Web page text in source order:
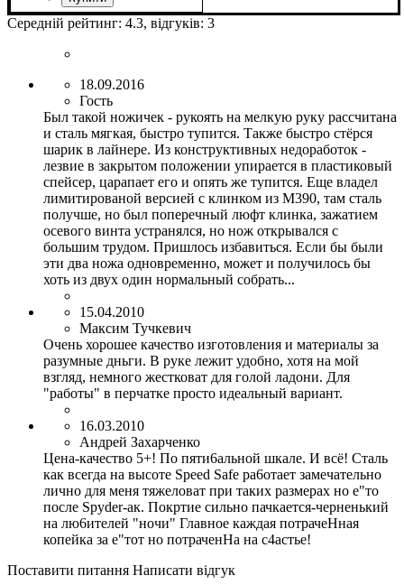
Середній рейтинг: 4.3, відгуків: 3
18.09.2016
Гость
Был такой ножичек - рукоять на мелкую руку рассчитана
и сталь мягкая, быстро тупится. Также быстро стёрся
шарик в лайнере. Из конструктивных недоработок -
лезвие в закрытом положении упирается в пластиковый
спейсер, царапает его и опять же тупится. Еще владел
лимитированой версией с клинком из М390, там сталь
получше, но был поперечный люфт клинка, зажатием
осевого винта устранялся, но нож открывался с
большим трудом. Пришлось избавиться. Если бы были
эти два ножа одновременно, может и получилось бы
хоть из двух один нормальный собрать...
15.04.2010
Максим Тучкевич
Очень хорошее качество изготовления и материалы за
разумные дньги. В руке лежит удобно, хотя на мой
взгляд, немного жестковат для голой ладони. Для
"работы" в перчатке просто идеальный вариант.
16.03.2010
Андрей Захарченко
Цена-качество 5+! По пяти6альной шкале. И всё! Сталь
как всегда на высоте Speed Safe ра6отает замечательно
лично для меня тяжеловат при таких размерах но е"то
после Spyder-ак. Покртие сильно пачкается-черненький
на лю6ителей "ночи" Главное каждая потрачеНная
копейка за е"тот но потраченНа на с4астье!
Поставити питання Написати відгук